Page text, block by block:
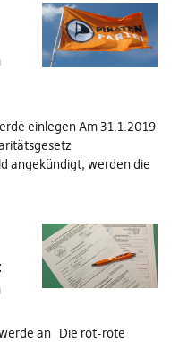
einlegen Am 31.1.2019
angekündigt, werden die
an Die rot-rote